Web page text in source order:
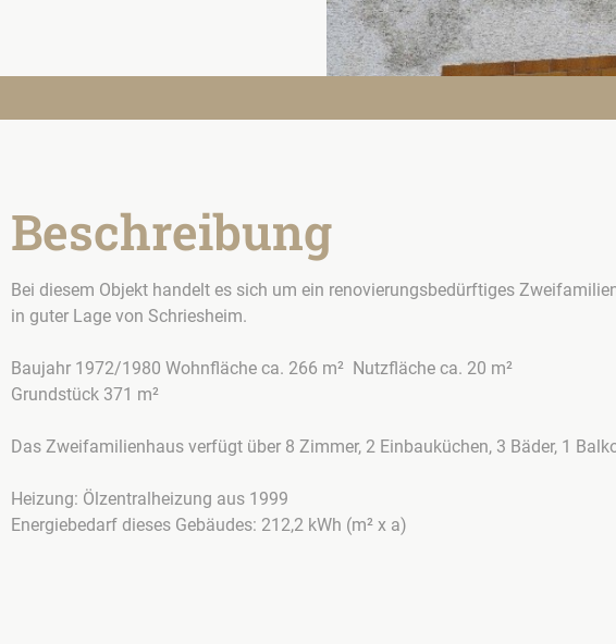
Beschreibung
Bei diesem Objekt handelt es sich um ein renovierungsbedürftiges
in guter Lage von Schriesheim.
Baujahr 1972/1980 Wohnfläche ca. 266 m² Nutzfläche ca. 20 m²
Grundstück 371 m²
Das Zweifamilienhaus verfügt über 8 Zimmer, 2 Einbauküchen, 3 Bäder, 1
Heizung: Ölzentralheizung aus 1999
Energiebedarf dieses Gebäudes: 212,2 kWh (m² x a)